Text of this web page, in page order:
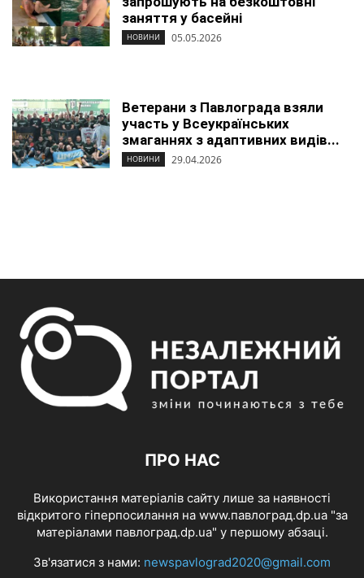
заняття у басейні
НОВИНИ 05.05.2026
Ветерани з Павлограда взяли
участь у Всеукраїнських
змаганнях з адаптивних видів...
НОВИНИ 29.04.2026
ПРО НАС
Використання матеріалів сайту лише за наявності
відкритого гіперпосилання на www.павлоград.dp.ua "за
матеріалами павлоград.dp.ua" у першому абзаці.
Зв'язатися з нами: newspavlograd2020@gmail.com